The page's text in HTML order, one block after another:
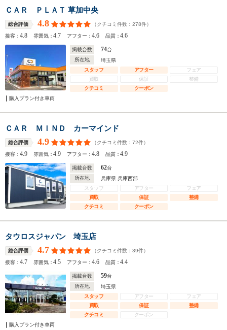
ＣＡＲ ＰＬＡＴ 草加中央
総合評価 4.8 （クチコミ件数： 278件）
接客：4.8 雰囲気：4.7 アフター：4.6 品質：4.6
掲載台数 74台
所在地
埼玉県
スタッフ
アフター
フェア
買取
保証
整備
クチコミ
クーポン
購入プラン付き車両
ＣＡＲ ＭＩＮＤ カーマインド
総合評価 4.9 （クチコミ件数： 72件）
接客：4.9 雰囲気：4.9 アフター：4.8 品質：4.9
掲載台数 62台
所在地
兵庫県 兵庫西部
スタッフ
アフター
フェア
買取
保証
整備
クチコミ
クーポン
タウロスジャパン 埼玉店
総合評価 4.7 （クチコミ件数： 39件）
接客：4.7 雰囲気：4.5 アフター：4.6 品質：4.4
掲載台数 59台
所在地
埼玉県
スタッフ
アフター
フェア
買取
保証
整備
クチコミ
クーポン
購入プラン付き車両